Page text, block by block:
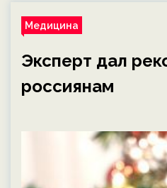
Медицина
Эксперт дал
россиянам